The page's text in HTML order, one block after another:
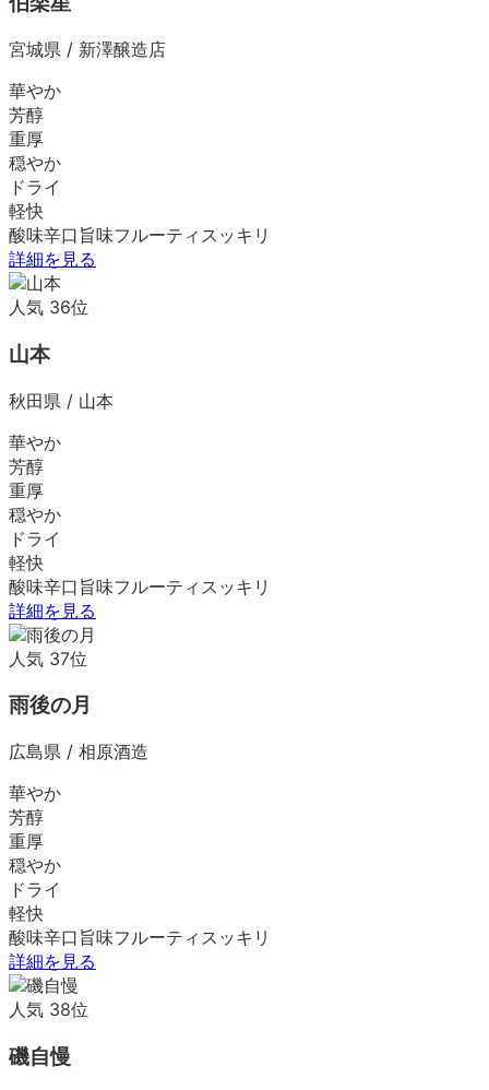
宮城県 / 新澤醸造店
華やか
芳醇
重厚
穏やか
ドライ
軽快
酸味辛口 旨味フルーティ スッキリ
詳細を見る
人気 36位
山本
秋田県 / 山本
華やか
芳醇
重厚
穏やか
ドライ
軽快
酸味辛口 旨味フルーティ スッキリ
詳細を見る
人気 37位
雨後の月
広島県 / 相原酒造
華やか
芳醇
重厚
穏やか
ドライ
軽快
酸味辛口 旨味フルーティ スッキリ
詳細を見る
人気 38位
磯自慢